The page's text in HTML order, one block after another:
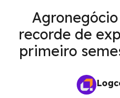
recorde de
primeiro